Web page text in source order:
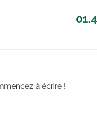
à écrire !